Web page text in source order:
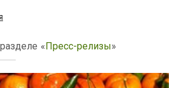
«Пресс-релизы»